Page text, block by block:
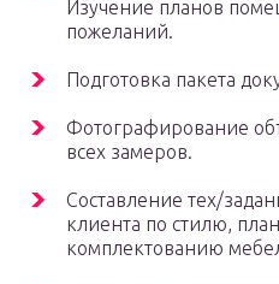
Изучение планов
пожеланий.
Подготовка пакета
Фотографирование
всех замеров.
Составление тех/
клиента по стилю,
комплектованию